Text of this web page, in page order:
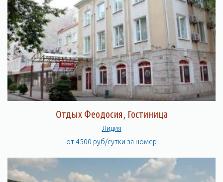
Отдых Феодосия, Гостиница
Лидия
от 4500 руб/сутки за номер